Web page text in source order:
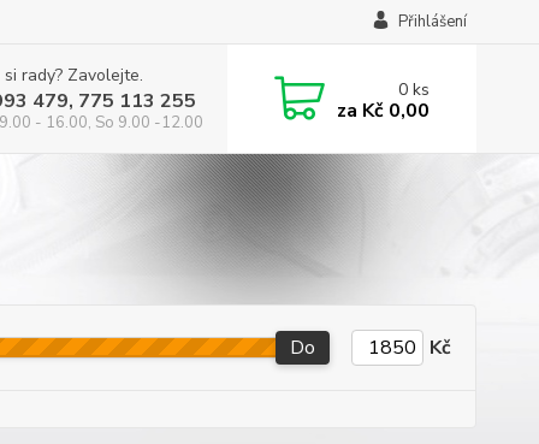
Přihlášení
rady? Zavolejte.
479, 775 113 255
- 16.00, So 9.00 -12.00
0ks
za Kč 0,00
Do Kč